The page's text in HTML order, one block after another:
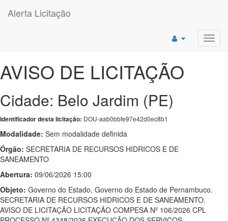
Alerta Licitação
AVISO DE LICITAÇÃO
Cidade: Belo Jardim (PE)
Identificador desta licitação: DOU-aab0bbfe97e42d0ec8b1
Modalidade: Sem modalidade definida
Órgão: SECRETARIA DE RECURSOS HIDRICOS E DE
SANEAMENTO
Abertura: 09/06/2026 15:00
Objeto: Governo do Estado. Governo do Estado de Pernambuco.
SECRETARIA DE RECURSOS HIDRICOS E DE SANEAMENTO.
AVISO DE LICITAÇÃO LICITAÇÃO COMPESA Nº 106/2026 CPL